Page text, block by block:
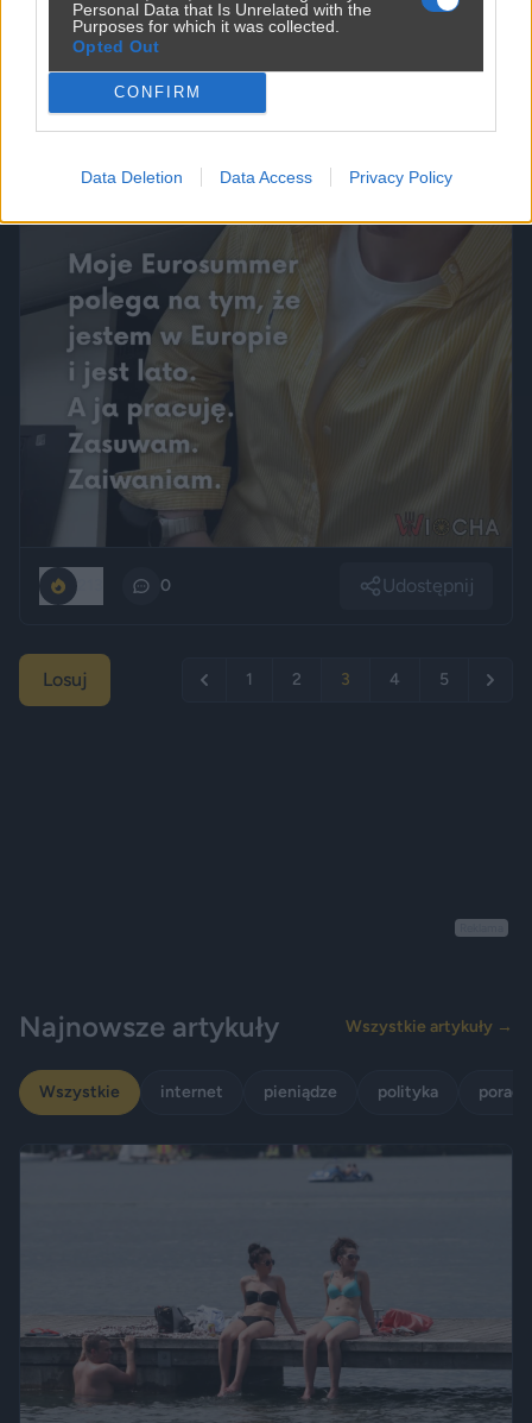
Personal Data that Is Unrelated with the
Purposes for which it was collected.
Opted Out
CONFIRM
Data Deletion Data Access Privacy Policy
0 Udostępnij
Losuj 1 2 3 4 5
Najnowsze artykuły Wszystkie artykuły →
Wszystkie internet pieniądze polityka porady